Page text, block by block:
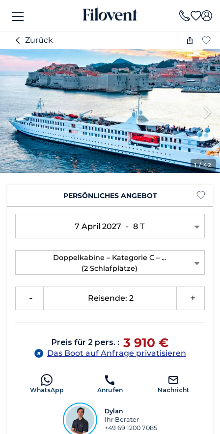
Zurück
1/ 42
PERSÖNLICHES ANGEBOT
7 April 2027 - 8 T
Doppelkabine – Kategorie C – ...
(2 Schlafplätze)
Reisende: 2
Preis für 2 pers. : 3 910 €
Das Boot auf Anfrage privatisieren
WhatsApp Anrufen Nachricht
Dylan
Ihr Berater
+49 69 1200 7085